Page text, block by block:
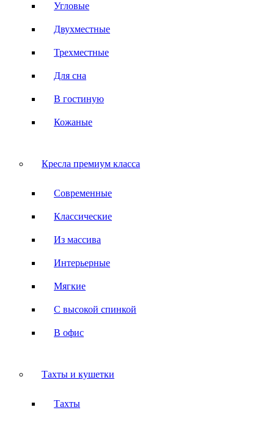
Угловые
Двухместные
Трехместные
Для сна
В гостиную
Кожаные
Кресла премиум класса
Современные
Классические
Из массива
Интерьерные
Мягкие
С высокой спинкой
В офис
Тахты и кушетки
Тахты